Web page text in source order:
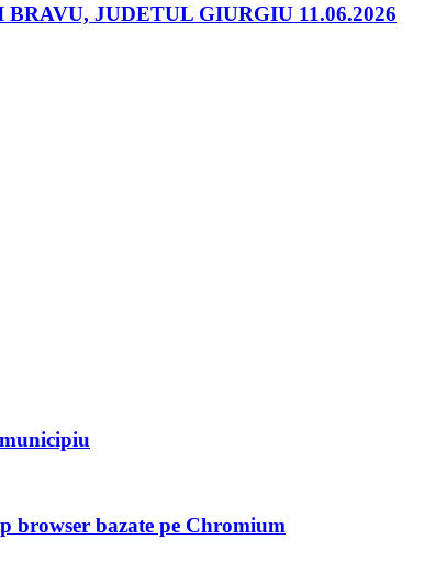
JUDETUL GIURGIU 11.06.2026
browser bazate pe Chromium